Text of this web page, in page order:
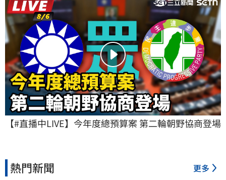
【#直播中LIVE】今年度總預算案 第二輪朝野協商登場
熱門新聞 更多